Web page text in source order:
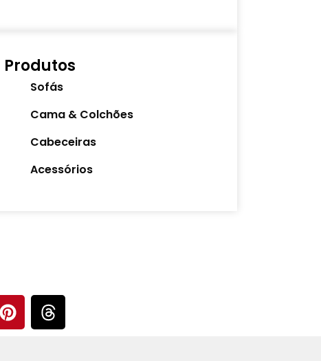
Produtos
Sofás
Cama & Colchões
Cabeceiras
Acessórios